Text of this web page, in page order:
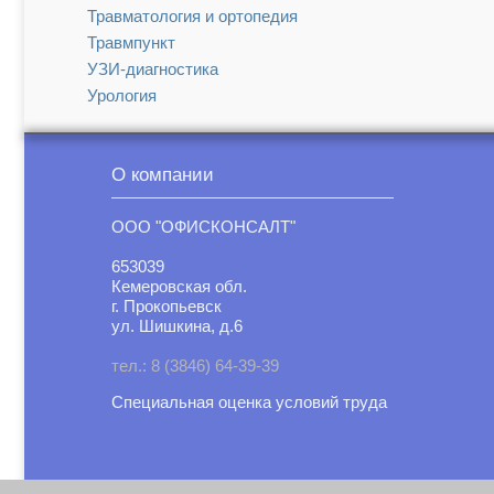
Травматология и ортопедия
Травмпункт
УЗИ-диагностика
Урология
Эндокринология
О компании
ООО "ОФИСКОНСАЛТ"
653039
Кемеровская обл.
г. Прокопьевск
ул. Шишкина, д.6
тел.: 8 (3846) 64-39-39
Специальная оценка условий труда